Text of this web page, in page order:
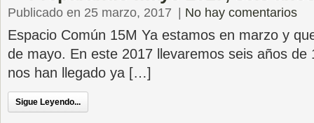
Publicado en 25 marzo, 2017 No hay comentarios
Espacio Común 15M Ya estamos en marzo y
de mayo. En este 2017 llevaremos seis años de
nos han llegado ya […]
Sigue Leyendo...